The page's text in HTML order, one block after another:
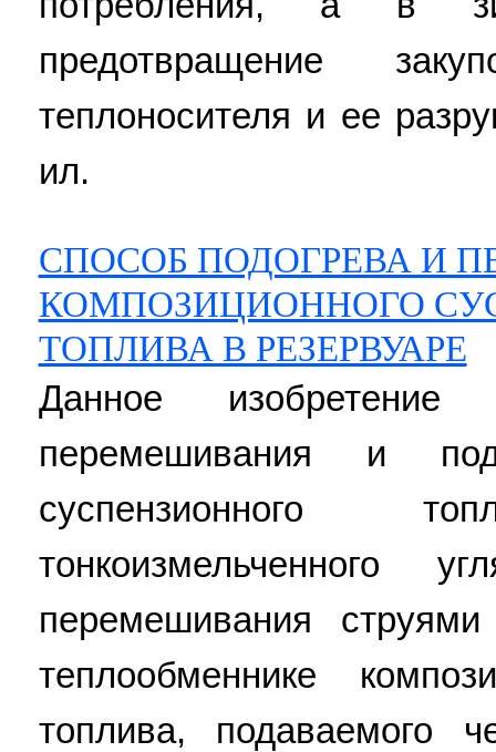
предотвращение
теплоносителя и ее
ил.
СПОСОБ ПОДОГРЕВА И
КОМПОЗИЦИОННОГО
ТОПЛИВА В РЕЗЕРВУАРЕ
Данное
перемешивания и
суспензионного
перемешивания
теплообменнике
топлива, подаваемого